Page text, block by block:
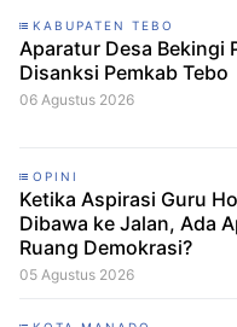
KABUPATEN TEBO
Aparatur Desa Bekingi
Disanksi Pemkab Tebo
06 Agustus 2026
OPINI
Ketika Aspirasi Guru
Dibawa ke Jalan, Ada
Ruang Demokrasi?
05 Agustus 2026